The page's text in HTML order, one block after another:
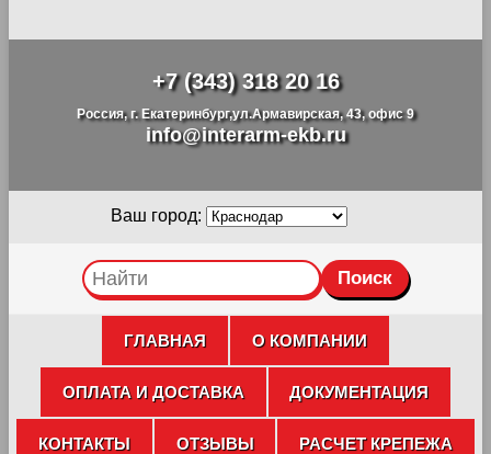
+7 (343) 318 20 16
Россия, г. Екатеринбург,ул.Армавирская, 43, офис 9
info@interarm-ekb.ru
Ваш город:
ГЛАВНАЯ О КОМПАНИИ
ОПЛАТА И ДОСТАВКА ДОКУМЕНТАЦИЯ
КОНТАКТЫ ОТЗЫВЫ РАСЧЕТ КРЕПЕЖА